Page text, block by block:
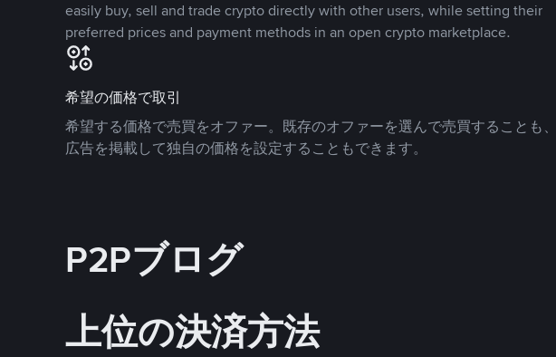
easily buy, sell and trade crypto directly with other users, while setting their
preferred prices and payment methods in an open crypto marketplace.
希望の価格で取引
希望する価格で売買をオファー。既存のオファーを選んで売買することも
広告を掲載して独自の価格を設定することもできます。
P2Pブログ
上位の決済方法